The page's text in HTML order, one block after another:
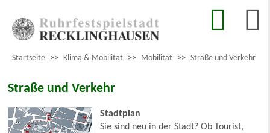
Startseite >> Klima & Mobilität >> Mobilität >> Straße und Verkehr
Straße und Verkehr
Stadtplan
Sie sind neu in der Stadt? Ob Tourist,